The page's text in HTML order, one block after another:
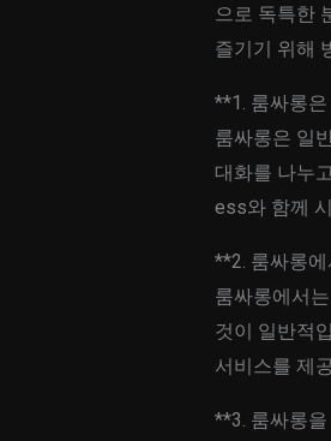
으로 독특한
즐기기 위해
**1. 룸싸롱
룸싸롱은 일
대화를 나누
ess와 함께
**2. 룸싸롱
룸싸롱에서
것이 일반적
서비스를 제
**3. 룸싸롱